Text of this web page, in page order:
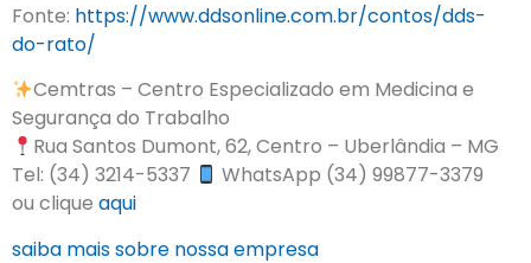
Fonte: https://www.ddsonline.com.br/contos/dds-
do-rato/
Cemtras – Centro Especializado em Medicina e
Segurança do Trabalho
Rua Santos Dumont, 62, Centro – Uberlândia – MG
Tel: (34) 3214-5337
WhatsApp (34) 99877-3379
ou clique aqui
saiba mais sobre nossa empresa